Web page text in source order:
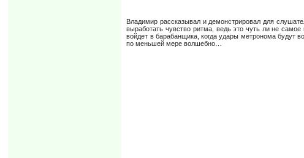
Владимир рассказывал и демонстрировал для
выработать чувство ритма, ведь это чуть ли не
войдет в барабанщика, когда удары метронома будут
по меньшей мере волшебно…